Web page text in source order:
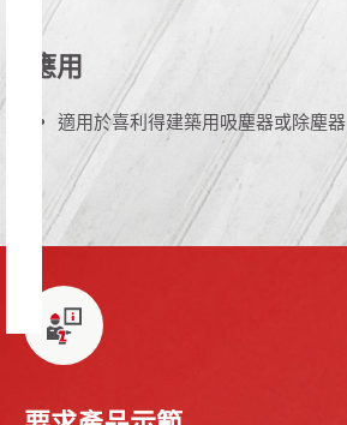
應用
適用於喜利得建築用吸塵器或除塵器